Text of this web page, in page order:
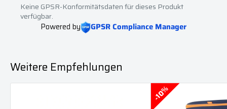
Keine GPSR-Konformitätsdaten für dieses Produkt
verfügbar.
Powered by GPSR Compliance Manager
Weitere Empfehlungen
10%